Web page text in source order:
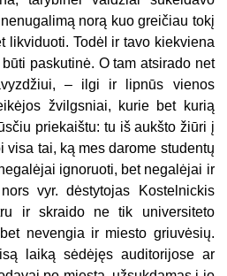
norą kuo greičiau tokį
likviduoti. Todėl ir tavo kiekviena
paskutinė. O tam atsirado net
– ilgi ir lipnūs vienos
žvilgsniai, kurie bet kurią
priekaištu: tu iš aukšto žiūri į
visa tai, ką mes darome studentų
ignoruoti, bet negalėjai ir
vyr. dėstytojas Kostelnickis
ir skraido ne tik universiteto
nevengia ir miesto griuvėsių.
laiką sėdėjęs auditorijose ar